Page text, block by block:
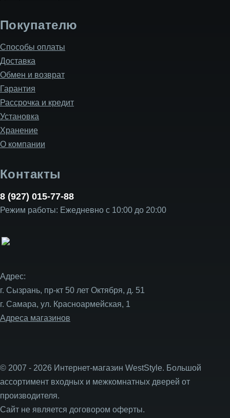
Покупателю
Способы оплаты
Доставка
Обмен и возврат
Гарантия
Рассрочка и кредит
Установка
Хранение
О компании
Контакты
8 (927) 015-77-88
Режим работы: Ежедневно с 10:00 до 20:00
Адрес:
г. Сызрань, пр-кт 50 лет Октября, д. 51
г. Самара, ул. Красноармейская, 1
Адреса магазинов
© 2007 - 2026 Интернет-магазин WestStyle. Большой
ассортимент входных и межкомнатных дверей от
производителя.
Сайт не является договором оферты.